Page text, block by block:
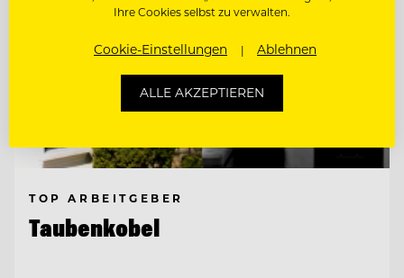
TOP ARBEITGEBER
Taubenkobel
Ihre Cookies selbst zu verwalten.
Cookie-Einstellungen Ablehnen
ALLE AKZEPTIEREN